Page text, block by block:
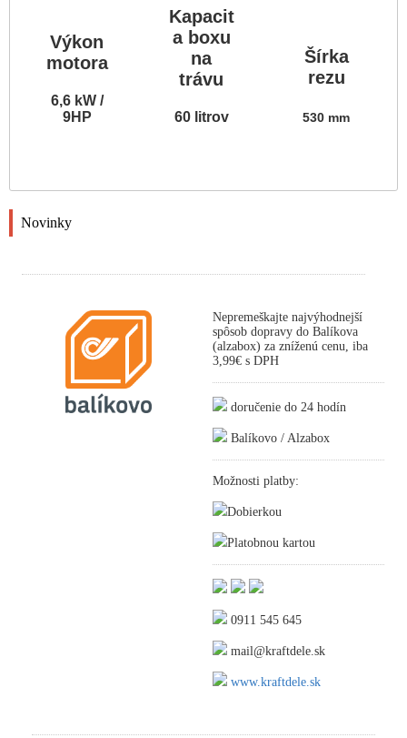
Výkon
motora
6,6 kW /
9HP
Kapacit
a boxu
na
trávu
60 litrov
Šírka
rezu
530 mm
Novinky
Nepremeškajte najvýhodnejší
spôsob dopravy do Balíkova
(alzabox) za zníženú cenu, iba
3,99€ s DPH
doručenie do 24 hodín
Balíkovo / Alzabox
Možnosti platby:
Dobierkou
Platobnou kartou
0911 545 645
mail@kraftdele.sk
www.kraftdele.sk